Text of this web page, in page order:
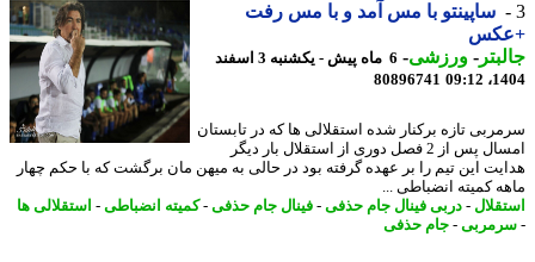
ساپینتو با مس آمد و با مس رفت
-ورزشی-
6 ماه پیش - یکشنبه 3 اسفند
80896741
تازه برکنار شده استقلالی ها که در تابستان
امسال پس از 2 فصل دوری از استقلال بار دیگر
این تیم را بر عهده گرفته بود در حالی به میهن مان برگشت که با حکم چهار
کمیته انضباطی ...
-دربی فینال جام حذفی-فینال جام حذفی-کمیته انضباطی-استقلالی ها
- جام حذفی